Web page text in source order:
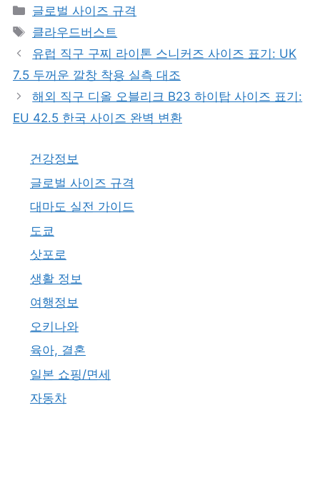
카
테
리
글로벌 사이즈 규격
태
그
클라우드버스트
유럽 직구 구찌 라이톤 스니커즈 사이즈 표기: UK
7.5 두꺼운 깔창 착용 실측 대조
해외 직구 디올 오블리크 B23 하이탑 사이즈 표기:
EU 42.5 한국 사이즈 완벽 변환
건강정보
글로벌 사이즈 규격
대마도 실전 가이드
도쿄
삿포로
생활 정보
여행정보
오키나와
육아, 결혼
일본 쇼핑/면세
자동차